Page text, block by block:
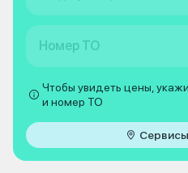
Номер ТО
Чтобы увидеть цены,
и номер ТО